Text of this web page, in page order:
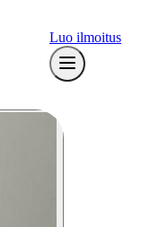
Luo ilmoitus